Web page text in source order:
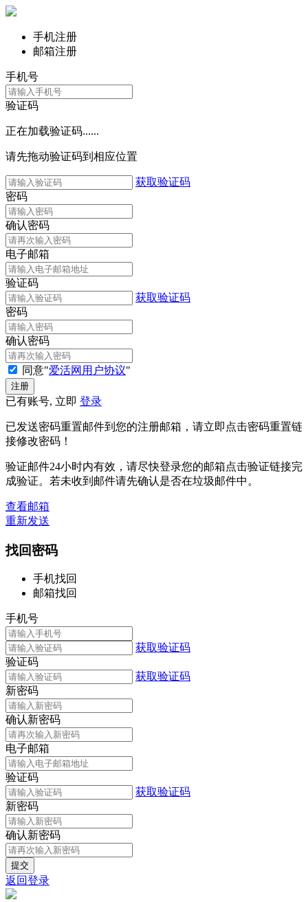
手机注册
邮箱注册
手机号
验证码
正在加载验证码......
请先拖动验证码到相应位置
获取验证码
密码
确认密码
电子邮箱
验证码
获取验证码
密码
确认密码
同意"爱活网用户协议"
已有账号, 立即 登录
已发送密码重置邮件到您的注册邮箱，请立即点击密码重置链
接修改密码！
验证邮件24小时内有效，请尽快登录您的邮箱点击验证链接完
成验证。若未收到邮件请先确认是否在垃圾邮件中。
查看邮箱
重新发送
找回密码
手机找回
邮箱找回
手机号
获取验证码
验证码
获取验证码
新密码
确认新密码
电子邮箱
验证码
获取验证码
新密码
确认新密码
返回登录